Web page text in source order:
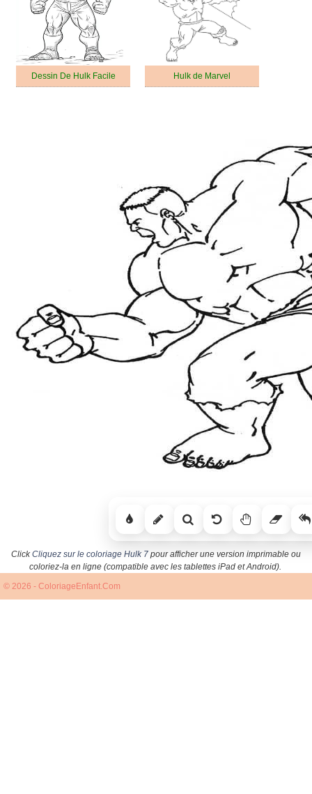
Dessin De Hulk Facile Hulk de Marvel
ClickCliquez sur le coloriage Hulk 7 pour afficher une version imprimable ou
coloriez-la en ligne (compatible avec les tablettes iPad et Android).
© 2026 - ColoriageEnfant.Com